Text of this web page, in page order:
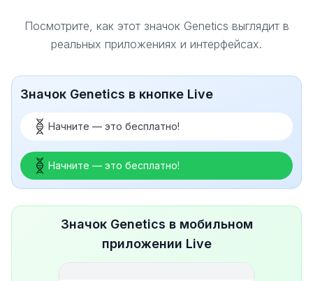
Посмотрите, как этот значок Genetics выглядит в
реальных приложениях и интерфейсах.
Значок Genetics в кнопке Live
Начните — это бесплатно!
Начните — это бесплатно!
Значок Genetics в мобильном
приложении Live